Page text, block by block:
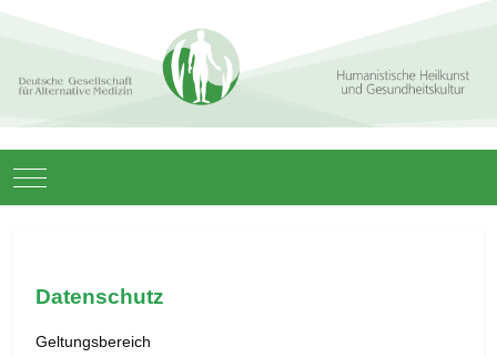
Mobile Menu Toggle
Datenschutz
Geltungsbereich